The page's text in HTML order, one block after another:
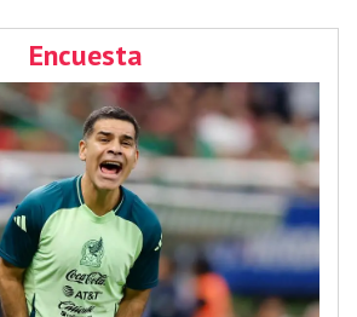
Encuesta